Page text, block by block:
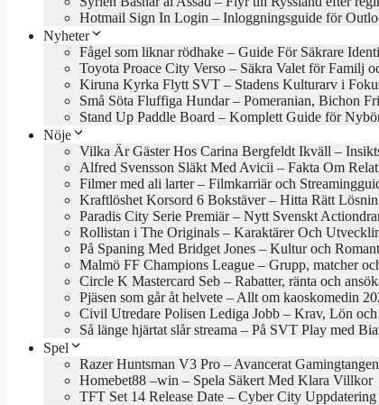
Hotmail Sign In Login – Inloggningsguide för
Nyheter
Fågel som liknar rödhake – Guide För Säkrare
Toyota Proace City Verso – Säkra Valet för Familj
Kiruna Kyrka Flytt SVT – Stadens Kulturarv i
Små Söta Fluffiga Hundar – Pomeranian, Bichon
Stand Up Paddle Board – Komplett Guide för
Nöje
Vilka Är Gäster Hos Carina Bergfeldt Ikväll –
Alfred Svensson Släkt Med Avicii – Fakta Om
Filmer med ali larter – Filmkarriär och
Kraftlöshet Korsord 6 Bokstäver – Hitta Rätt
Paradis City Serie Premiär – Nytt Svenskt
Rollistan i The Originals – Karaktärer Och
På Spaning Med Bridget Jones – Kultur och
Malmö FF Champions League – Grupp, matcher
Circle K Mastercard Seb – Rabatter, ränta och
Pjäsen som går åt helvete – Allt om kaoskomedin
Civil Utredare Polisen Lediga Jobb – Krav, Lön
Så länge hjärtat slår streama – På SVT Play med
Spel
Razer Huntsman V3 Pro – Avancerat
Homebet88 –win – Spela Säkert Med Klara Villkor
TFT Set 14 Release Date – Cyber City